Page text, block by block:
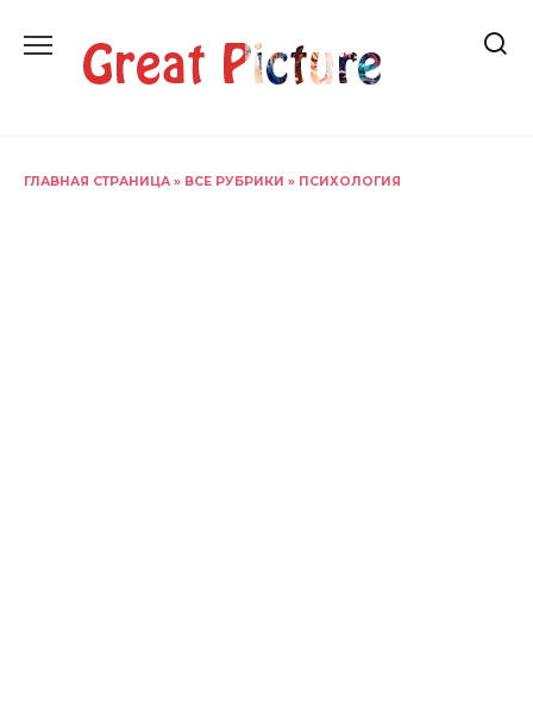
содержанию
ГЛАВНАЯ СТРАНИЦА » ВСЕ РУБРИКИ » ПСИХОЛОГИЯ